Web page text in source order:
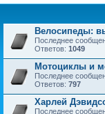
Велосипеды:
Последнее
Ответов: 1049
Мотоциклы и
Последнее
Ответов: 797
Харлей
Последнее